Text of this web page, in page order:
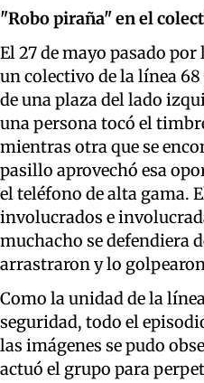
"Robo piraña" en el
El 27 de mayo pasado
un colectivo de la línea
de una plaza del lado
una persona tocó el
mientras otra que se
pasillo aprovechó esa
el teléfono de alta gama.
involucrados e
muchacho se defendiera
arrastraron y lo
Como la unidad de la
seguridad, todo el
las imágenes se pudo
actuó el grupo para